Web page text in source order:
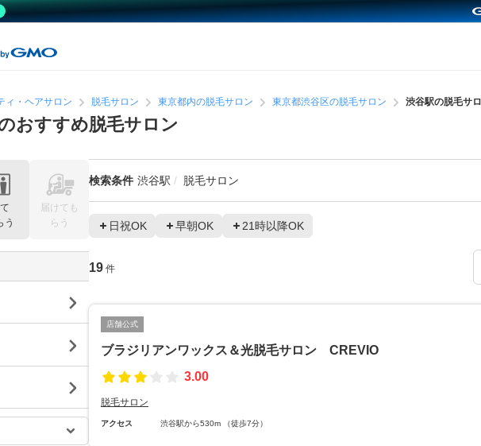
ィ・ヘアサロン 脱毛サロン 東京都内の脱毛サロン 東京都渋谷区の脱毛サロン 渋谷駅の脱毛サ
おすすめ脱毛サロン
検索条件 渋谷駅 脱毛サロン
日祝OK 早朝OK 21時以降OK
19 件
店舗公式
ブラジリアンワックス＆光脱毛サロン CREVIO
3.00
脱毛サロン
アクセス 渋谷駅から530m （徒歩7分）
う
届けても
らう